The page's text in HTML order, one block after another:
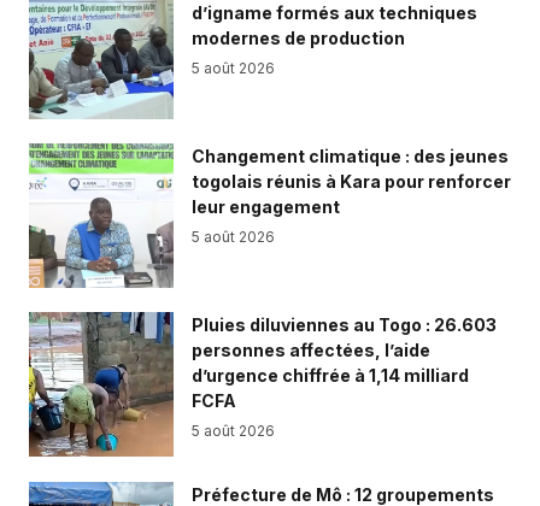
d’igname formés aux techniques
modernes de production
5 août 2026
Changement climatique : des jeunes
togolais réunis à Kara pour renforcer
leur engagement
5 août 2026
Pluies diluviennes au Togo : 26.603
personnes affectées, l’aide
d’urgence chiffrée à 1,14 milliard
FCFA
5 août 2026
Préfecture de Mô : 12 groupements